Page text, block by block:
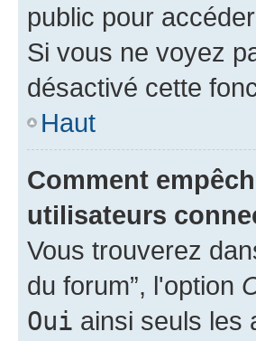
public pour
Si vous ne voyez
désactivé cette
Haut
Comment
utilisateurs
Vous trouverez
du forum”, l'option
Oui ainsi seuls les